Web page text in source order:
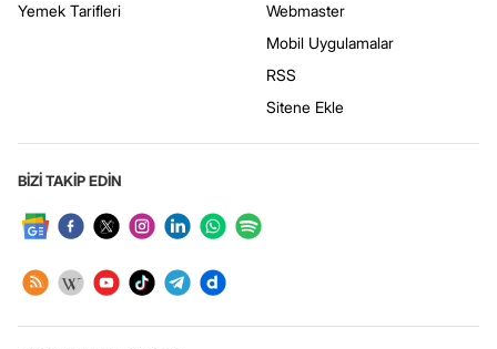
Yemek Tarifleri
Webmaster
Mobil Uygulamalar
RSS
Sitene Ekle
BİZİ TAKİP EDİN